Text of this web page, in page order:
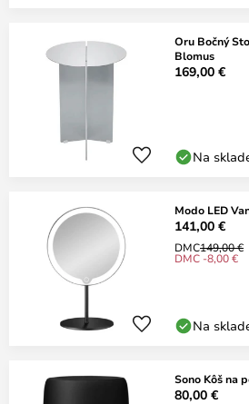
Oru Bočný
Blomus
169,00 €
Na
Modo LED
141,00 €
DMC149,00 €
DMC -8,00 €
Na
Sono Kôš na
80,00 €